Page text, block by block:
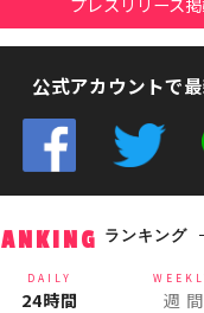
公式アカウントで
ランキング
DAILY
24時間 週 間